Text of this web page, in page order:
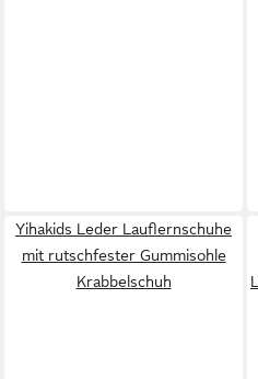
Yihakids Leder Lauflernschuhe
mit rutschfester Gummisohle
Krabbelschuh